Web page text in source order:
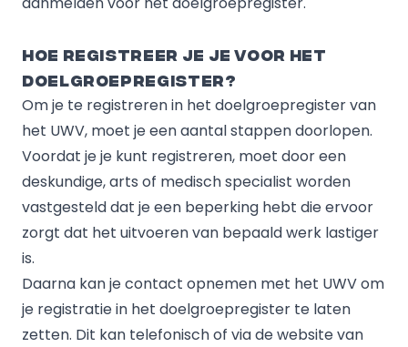
Hoe registreer je je voor het
doelgroepregister?
Om je te registreren in het doelgroepregister van
het UWV, moet je een aantal stappen doorlopen.
Voordat je je kunt registreren, moet door een
deskundige, arts of medisch specialist worden
vastgesteld dat je een beperking hebt die ervoor
zorgt dat het uitvoeren van bepaald werk lastiger
is.
Daarna kan je contact opnemen met het UWV om
je registratie in het doelgroepregister te laten
zetten. Dit kan telefonisch of via de website van